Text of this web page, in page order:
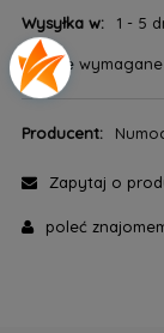
Wysyłka w: 1 - 5
*- Pole wymagane
Producent:
Zapytaj o
poleć